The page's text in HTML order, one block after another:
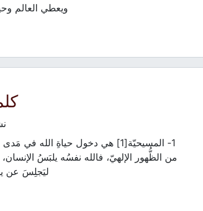
ويعطي العالم
1- المسيحيّة[1] هي دخول حياةِ الله
من الظُّهور الإلهيّ، فالله نفسُه يلبَسُ
ليَجلِسَ عن